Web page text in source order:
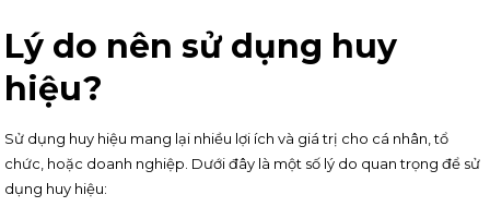
Lý do nên sử dụng huy
hiệu?
Sử dụng huy hiệu mang lại nhiều lợi ích và giá trị cho cá nhân, tổ
chức, hoặc doanh nghiệp. Dưới đây là một số lý do quan trọng để sử
dụng huy hiệu: